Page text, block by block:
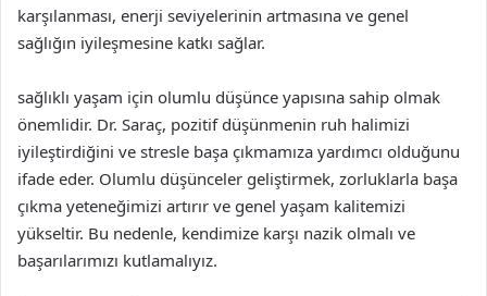
karşılanması, enerji seviyelerinin artmasına ve genel
sağlığın iyileşmesine katkı sağlar.
sağlıklı yaşam için olumlu düşünce yapısına sahip olmak
önemlidir. Dr. Saraç, pozitif düşünmenin ruh halimizi
iyileştirdiğini ve stresle başa çıkmamıza yardımcı olduğunu
ifade eder. Olumlu düşünceler geliştirmek, zorluklarla başa
çıkma yeteneğimizi artırır ve genel yaşam kalitemizi
yükseltir. Bu nedenle, kendimize karşı nazik olmalı ve
başarılarımızı kutlamalıyız.